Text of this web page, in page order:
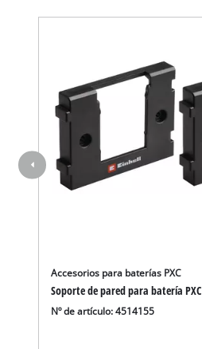
Accesorios para baterías PXC
Soporte de pared para batería PXC
Nº de artículo: 4514155